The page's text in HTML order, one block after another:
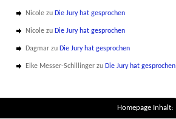
Nicole zu Die Jury hat gesprochen
Nicole zu Die Jury hat gesprochen
Dagmar zu Die Jury hat gesprochen
Elke Messer-Schillinger zu Die Jury hat gesprochen
Homepage Inhalt: